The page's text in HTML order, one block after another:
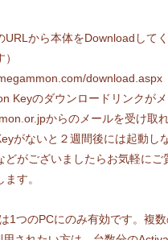
URLから本体をDownloadして
download.aspx
Keyのダウンロードリンクがメ
からのメールを受け取
がないと２週間後には起動し
どがございましたらお気軽にご
す。
1つのPCにのみ有効です。複